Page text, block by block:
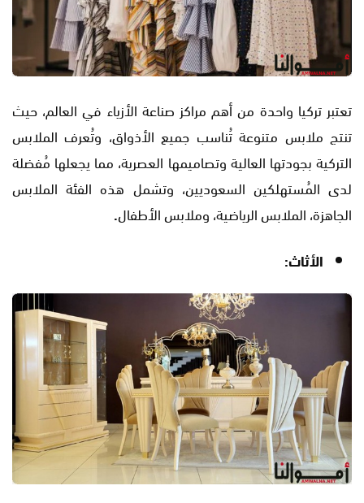
تعتبر تركيا واحدة من أهم مراكز صناعة الأزياء في العالم، حيث
تنتج ملابس متنوعة تُناسب جميع الأذواق، وتُعرف الملابس
التركية بجودتها العالية وتصاميمها العصرية، مما يجعلها مُفضلة
لدى المُستهلكين السعوديين، وتشمل هذه الفئة الملابس
الجاهزة، الملابس الرياضية، وملابس الأطفال.
الأثاث: